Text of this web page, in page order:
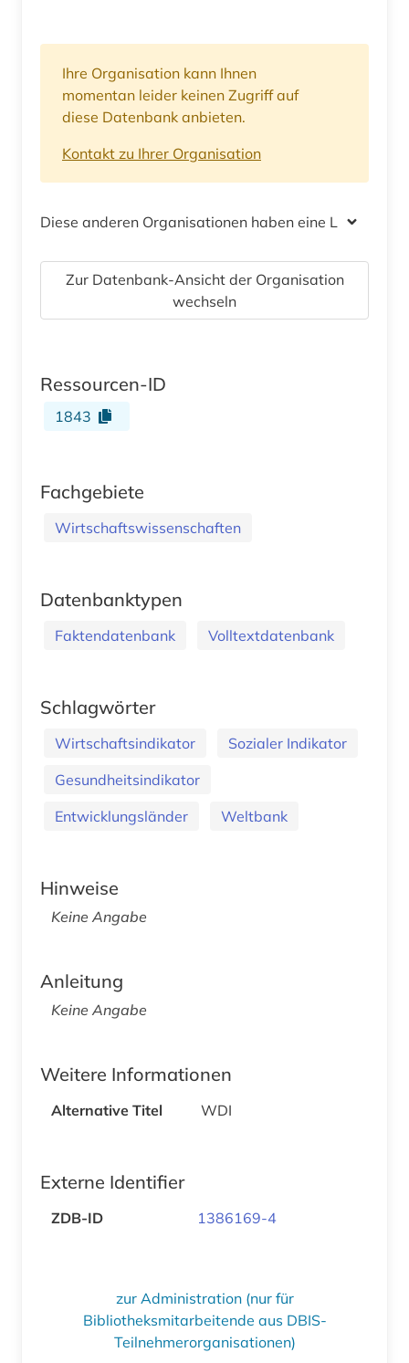
Ihre Organisation kann Ihnen
momentan leider keinen Zugriff auf
diese Datenbank anbieten.
Kontakt zu Ihrer Organisation
Diese anderen Organisationen haben eine Lizenz
Zur Datenbank-Ansicht der Organisation
wechseln
Ressourcen-ID
1843
Fachgebiete
Wirtschaftswissenschaften
Datenbanktypen
Faktendatenbank Volltextdatenbank
Schlagwörter
Wirtschaftsindikator
Sozialer Indikator
Gesundheitsindikator
Entwicklungsländer
Weltbank
Hinweise
Keine Angabe
Anleitung
Keine Angabe
Weitere Informationen
Alternative Titel WDI
Externe Identifier
ZDB-ID 1386169-4
zur Administration (nur für
Bibliotheksmitarbeitende aus DBIS-
Teilnehmerorganisationen)